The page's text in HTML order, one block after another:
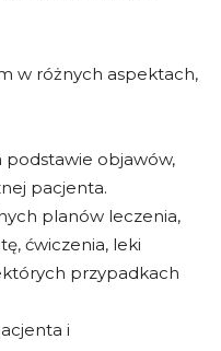
w różnych aspektach,
podstawie objawów,
pacjenta.
planów leczenia,
ćwiczenia, leki
przypadkach
i